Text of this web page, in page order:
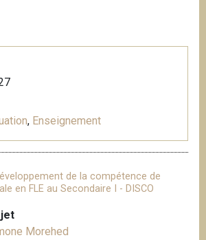
, Enseignement
de la compétence de
en FLE au Secondaire I - DISCO
Morehed